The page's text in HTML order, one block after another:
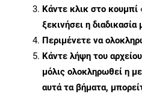
Κάντε κλικ στο
ξεκινήσει η
Περιμένετε να
Κάντε λήψη του
μόλις ολοκληρωθεί η
αυτά τα βήματα,